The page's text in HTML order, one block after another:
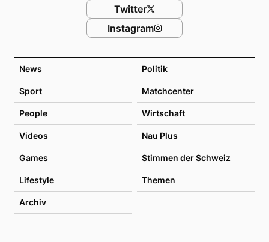
News Politik
Sport Matchcenter
People Wirtschaft
Videos Nau Plus
Games Stimmen der Schweiz
Lifestyle Themen
Archiv
Twitter
Instagram